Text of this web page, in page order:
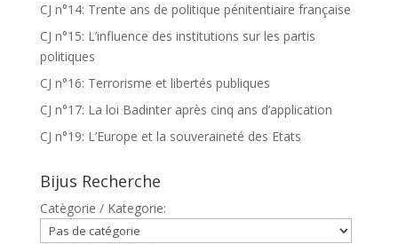
CJ n°14: Trente ans de politique pénitentiaire française
CJ n°15: L’influence des institutions sur les partis
politiques
CJ n°16: Terrorisme et libertés publiques
CJ n°17: La loi Badinter après cinq ans d’application
CJ n°19: L’Europe et la souveraineté des Etats
Bijus Recherche
Catègorie / Kategorie: